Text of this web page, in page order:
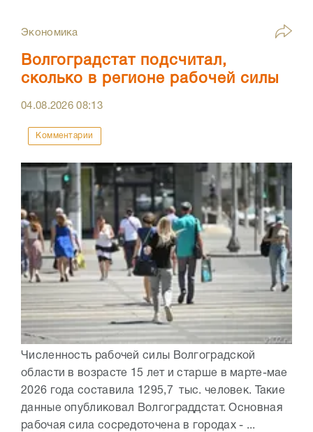
Экономика
Волгоградстат подсчитал,
сколько в регионе рабочей силы
04.08.202608:13
Комментарии
Численность рабочей силы Волгоградской
области в возрасте 15 лет и старше в марте-мае
2026 года составила 1295,7 тыс. человек. Такие
данные опубликовал Волгограддстат. Основная
рабочая сила сосредоточена в городах - ...